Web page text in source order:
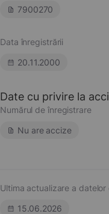
7900270
Data înregistrării
20.11.2000
Date cu privire la
Numărul de înregistrare
Nu are accize
Ultima actualizare a datelor
15.06.2026